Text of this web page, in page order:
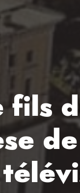
fils